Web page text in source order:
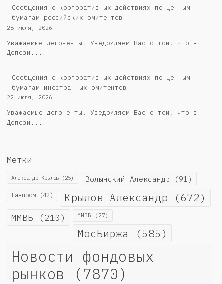
Cообщения о корпоративных действиях по ценным
бумагам российских эмитентов
28 июля, 2026
Уважаемые депоненты! Уведомляем Вас о том, что в
Депози...
Сообщения о корпоративных действиях по ценным
бумагам иностранных эмитентов
22 июля, 2026
Уважаемые депоненты! Уведомляем Вас о том, что в
Депози...
Метки
Александр Крылов (25) Волынский Александр (91)
Газпром (42) Крылов Александр (672)
ММВБ (210) ММВБ (27)
МосБиржа (585)
Новости фондовых
рынков (7870)